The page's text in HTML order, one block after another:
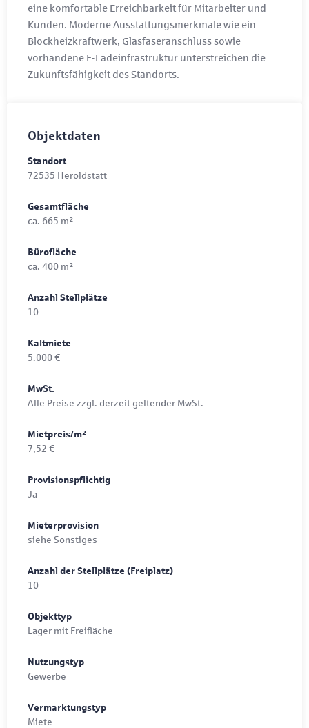
eine komfortable Erreichbarkeit für Mitarbeiter und
Kunden. Moderne Ausstattungsmerkmale wie ein
Blockheizkraftwerk, Glasfaseranschluss sowie
vorhandene E-Ladeinfrastruktur unterstreichen die
Zukunftsfähigkeit des Standorts.
Objektdaten
Standort
72535 Heroldstatt
Gesamtfläche
ca. 665 m²
Bürofläche
ca. 400 m²
Anzahl Stellplätze
10
Kaltmiete
5.000 €
MwSt.
Alle Preise zzgl. derzeit geltender MwSt.
Mietpreis/m²
7,52 €
Provisionspflichtig
Ja
Mieterprovision
siehe Sonstiges
Anzahl der Stellplätze (Freiplatz)
10
Objekttyp
Lager mit Freifläche
Nutzungstyp
Gewerbe
Vermarktungstyp
Miete